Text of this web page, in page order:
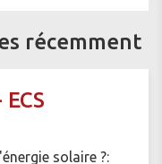
récemment
solaire ?: